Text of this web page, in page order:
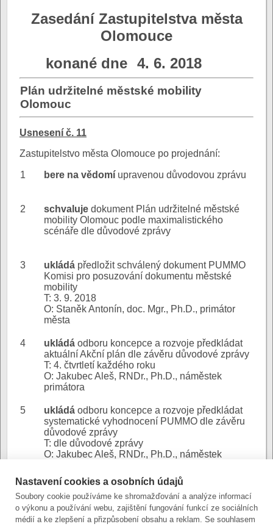
Zasedání Zastupitelstva města
Olomouce
konané dne 4. 6. 2018
Plán udržitelné městské mobility
Olomouc
Usnesení č. 11
Zastupitelstvo města Olomouce po projednání:
1 bere na vědomí upravenou důvodovou zprávu
2 schvaluje dokument Plán udržitelné městské
mobility Olomouc podle maximalistického
scénáře dle důvodové zprávy
3 ukládá předložit schválený dokument PUMMO
Komisi pro posuzování dokumentu městské
mobility
T: 3. 9. 2018
O: Staněk Antonín, doc. Mgr., Ph.D., primátor
města
4 ukládá odboru koncepce a rozvoje předkládat
aktuální Akční plán dle závěru důvodové zprávy
T: 4. čtvrtletí každého roku
O: Jakubec Aleš, RNDr., Ph.D., náměstek
primátora
5 ukládá odboru koncepce a rozvoje předkládat
systematické vyhodnocení PUMMO dle závěru
důvodové zprávy
T: dle důvodové zprávy
O: Jakubec Aleš, RNDr., Ph.D., náměstek
Důvodová
SUMP - důvodová
zpráva
Nastavení cookies a osobních údajů
Soubory cookie používáme ke shromažďování a analýze informací
o výkonu a používání webu, zajištění fungování funkcí ze sociálních
médií a ke zlepšení a přizpůsobení obsahu a reklam. Se souhlasem